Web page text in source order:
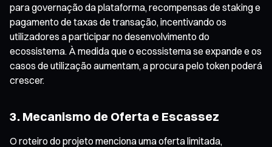
para governação da plataforma, recompensas de staking e
pagamento de taxas de transação, incentivando os
utilizadores a participar no desenvolvimento do
ecossistema. À medida que o ecossistema se expande e os
casos de utilização aumentam, a procura pelo token poderá
crescer.
3. Mecanismo de Oferta e Escassez
O roteiro do projeto menciona uma oferta limitada,